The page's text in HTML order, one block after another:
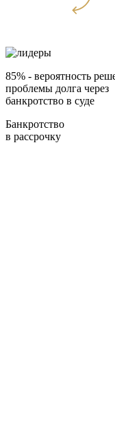
85% - вероятность
проблемы долга через
банкротство в суде
Банкротство
в рассрочку